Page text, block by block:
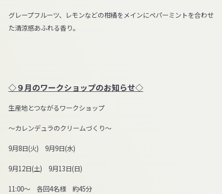
グレープフルーツ、レモンなどの柑橘をメインにペパーミントを合わせ
た清涼感あふれる香り。
◇９月のワークショップのお知らせ◇
生産地とつながるワークショップ
～カレンデュラのクリームづくり～
9月8日(火) 9月9日(水)
9月12日(土) 9月13日(日)
11:00～ 各回4名様 約45分